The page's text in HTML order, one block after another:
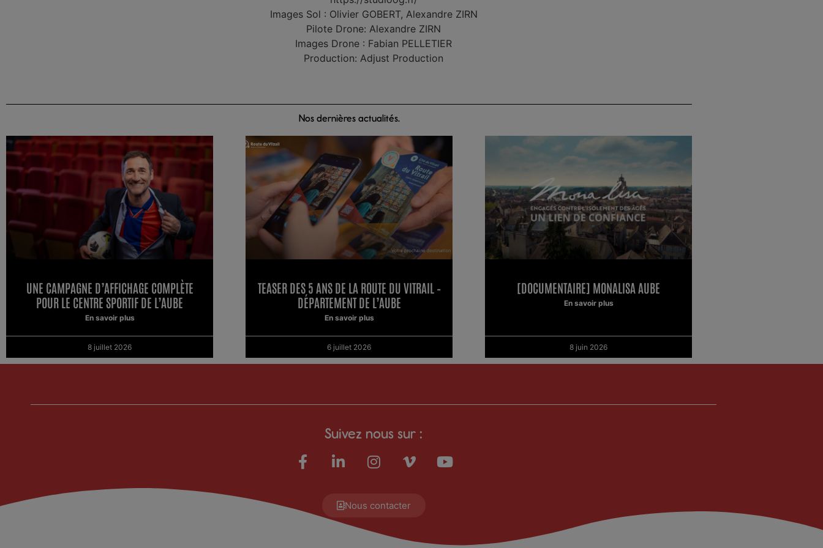
Images Sol : Olivier GOBERT, Alexandre ZIRN
Pilote Drone: Alexandre ZIRN
Images Drone : Fabian PELLETIER
Production: Adjust Production
Nos dernières actualités.
UNE CAMPAGNE D’AFFICHAGE COMPLÈTE
POUR LE CENTRE SPORTIF DE L’AUBE
En savoir plus
8 juillet 2026
TEASER DES 5 ANS DE LA ROUTE DU VITRAIL –
DÉPARTEMENT DE L’AUBE
En savoir plus
6 juillet 2026
[DOCUMENTAIRE] MONALISA AUBE
En savoir plus
8 juin 2026
Suivez nous sur :
Nous contacter